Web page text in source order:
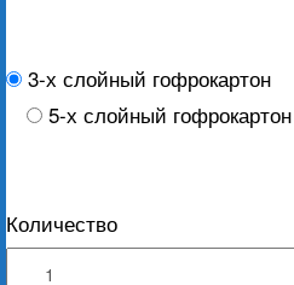
3-х слойный гофрокартон
5-х слойный гофрокартон
Количество